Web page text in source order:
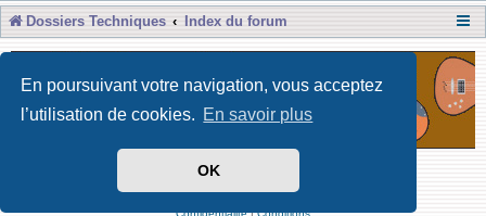
En poursuivant votre navigation, vous acceptez
l’utilisation de cookies. En savoir plus
OK
Dossiers Techniques Index du forum
Développé par Forum Software © phpBB Limited
Traduit par phpBB-fr
Confidentialité|Conditions